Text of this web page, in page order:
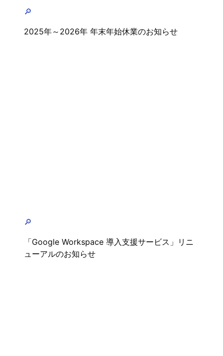
🔎
2025年～2026年 年末年始休業のお知らせ
🔎
「Google Workspace 導入支援サービス」リニ
ューアルのお知らせ